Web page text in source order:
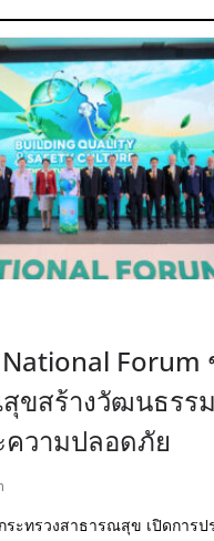
National Forum
ขสร้างวัฒนธรรม
วามปลอดภัย
ระทรวงสาธารณสุข เปิดการป